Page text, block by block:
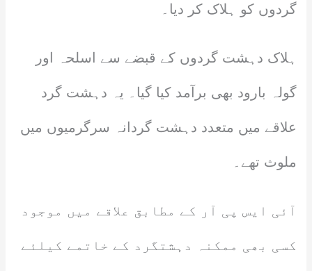
گردوں کو ہلاک کر دیا۔
ہلاک دہشت گردوں کے قبضے سے اسلحہ اور
گولہ بارود بھی برآمد کیا گیا۔ یہ دہشت گرد
علاقے میں متعدد دہشت گردانہ سرگرمیوں میں
ملوث تھے۔
آئی ایس پی آر کے مطابق علاقے میں موجود
کسی بھی ممکنہ دہشتگرد کے خاتمے کیلئے